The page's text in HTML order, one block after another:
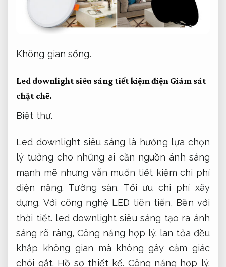
Không gian sống.
Led downlight siêu sáng tiết kiệm điện Giám sát
chặt chẽ.
Biệt thự.
Led downlight siêu sáng là hướng lựa chọn
lý tưởng cho những ai cần nguồn ánh sáng
mạnh mẽ nhưng vẫn muốn tiết kiệm chi phí
điện năng. Tường sàn. Tối ưu chi phí xây
dựng. Với công nghệ LED tiên tiến, Bền với
thời tiết. led downlight siêu sáng tạo ra ánh
sáng rõ ràng, Công năng hợp lý. lan tỏa đều
khắp không gian mà không gây cảm giác
chói gắt. Hồ sơ thiết kế. Công năng hợp lý.